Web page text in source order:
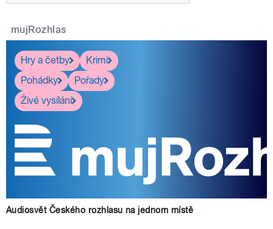
mujRozhlas
Hry a četby
Krimi
Pohádky
Pořady
Živé vysílání
Audiosvět Českého rozhlasu na jednom místě